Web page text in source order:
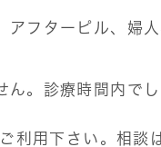
フターピル、婦
。診療時間内で
利用下さい。相談